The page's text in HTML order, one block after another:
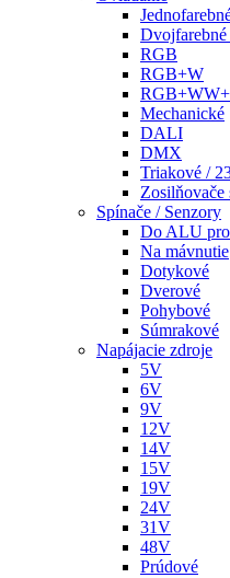
RGB
RGB+W
Mechanické
DALI
DMX
Triakové /
Zosilňovače
Spínače / Senzory
Do ALU
Na mávnutie
Dotykové
Dverové
Pohybové
Súmrakové
Napájacie zdroje
5V
6V
9V
12V
14V
15V
19V
24V
31V
48V
Prúdové